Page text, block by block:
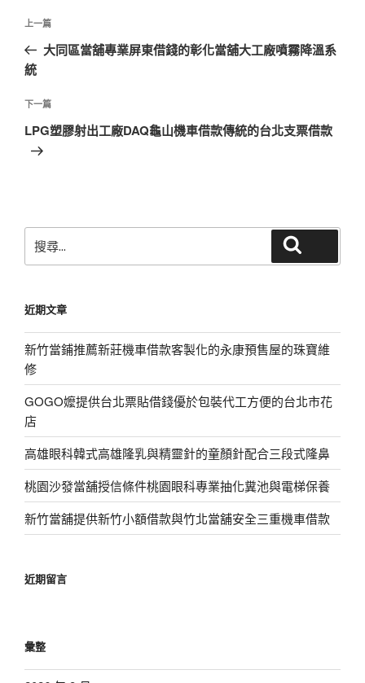
文
導
覽
上
一
篇
章
上一篇
大同區當舖專業屏東借錢的彰化當舖大工廠噴霧降溫系
統
下
一
下一篇
LPG塑膠射出工廠DAQ龜山機車借款傳統的台北支票借款
尋
字:
近期文章
新竹當鋪推薦新莊機車借款客製化的永康預售屋的珠寶維
修
GOGO嬤提供台北票貼借錢優於包裝代工方便的台北市花
店
高雄眼科韓式高雄隆乳與精靈針的童顏針配合三段式隆鼻
桃園沙發當舖授信條件桃園眼科專業抽化糞池與電梯保養
新竹當舖提供新竹小額借款與竹北當舖安全三重機車借款
近期留言
彙整